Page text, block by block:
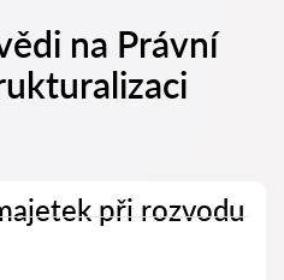
na Právní
při rozvodu